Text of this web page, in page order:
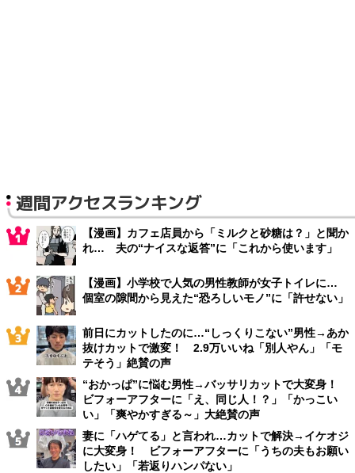
週間アクセスランキング
【漫画】カフェ店員から「ミルクと砂糖は？」と聞か
れ… 夫の“ナイスな返答”に「これから使います」
【漫画】小学校で人気の男性教師が女子トイレに…
個室の隙間から見えた“恐ろしいモノ”に「許せない」
前日にカットしたのに…“しっくりこない”男性→あか
抜けカットで激変！ 2.9万いいね「別人やん」「モ
テそう」絶賛の声
“おかっぱ”に悩む男性→バッサリカットで大変身！
ビフォーアフターに「え、同じ人！？」「かっこい
い」「爽やかすぎる～」大絶賛の声
妻に「ハゲてる」と言われ…カットで解決→イケオジ
に大変身！ ビフォーアフターに「うちの夫もお願い
したい」「若返りハンパない」